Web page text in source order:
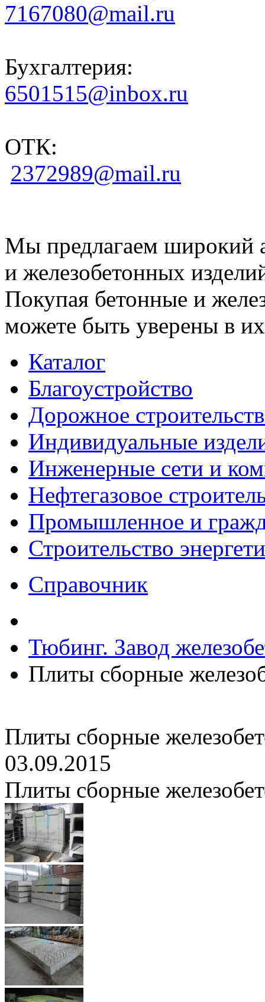
7167080@mail.ru
Бухгалтерия:
6501515@inbox.ru
ОТК:
2372989@mail.ru
Мы предлагаем широкий
и железобетонных
Покупая бетонные и
можете быть уверены в их
Каталог
Благоустройство
Дорожное
Индивидуальные
Инженерные сети и
Нефтегазовое
Промышленное и
Строительство
Справочник
Тюбинг. Завод
Плиты сборные
Плиты сборные
03.09.2015
Плиты сборные